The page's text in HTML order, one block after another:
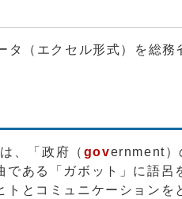
タ（エクセル形式）を総
、「政府（ government）
ある「ガボット」に語呂
トとコミュニケーション